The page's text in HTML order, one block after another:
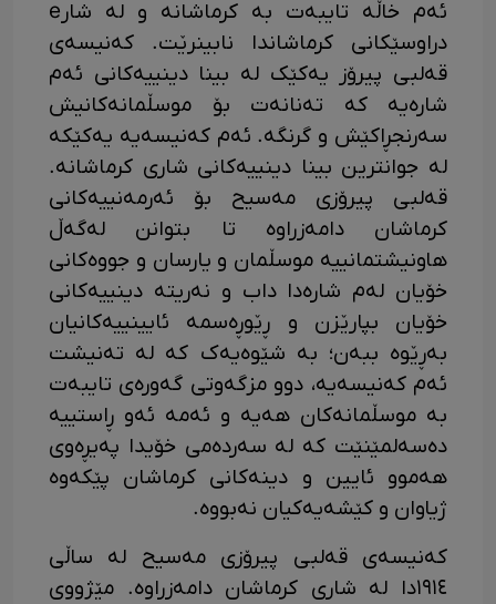
ئەم خاڵە تایبەت بە کرماشانە و لە شارe
دراوسێکانی کرماشاندا نابینرێت. کەنیسەی
قەلبی پیرۆز یەکێک لە بینا دینییەکانی ئەم
شارەیە کە تەنانەت بۆ موسڵمانەکانیش
سەرنجڕاکێش و گرنگە. ئەم کەنیسەیە یەکێکە
لە جوانترین بینا دینییەکانی شاری کرماشانە.
قەلبی پیرۆزی مەسیح بۆ ئەرمەنییەکانی
کرماشان دامەزراوە تا بتوانن لەگەڵ
هاونیشتمانییە موسڵمان و یارسان و جووەکانی
خۆیان لەم شارەدا داب و نەریتە دینییەکانی
خۆیان بپارێزن و ڕێوڕەسمە ئایینییەکانیان
بەڕێوە ببەن؛ بە شێوەیەک کە لە تەنیشت
ئەم کەنیسەیە، دوو مزگەوتی گەورەی تایبەت
بە موسڵمانەکان هەیە و ئەمە ئەو ڕاستییە
دەسەلمێنێت کە لە سەردەمی خۆیدا پەیڕەوی
هەموو ئایین و دینەکانی کرماشان پێکەوە
ژیاوان و کێشەیەکیان نەبووە.
کەنیسەی قەلبی پیرۆزی مەسیح لە ساڵی
١٩١٤دا لە شاری کرماشان دامەزراوە. مێژووی